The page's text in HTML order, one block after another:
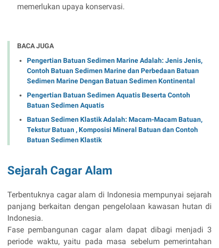
memerlukan upaya konservasi.
BACA JUGA
Pengertian Batuan Sedimen Marine Adalah: Jenis Jenis,
Contoh Batuan Sedimen Marine dan Perbedaan Batuan
Sedimen Marine Dengan Batuan Sedimen Kontinental
Pengertian Batuan Sedimen Aquatis Beserta Contoh
Batuan Sedimen Aquatis
Batuan Sedimen Klastik Adalah: Macam-Macam Batuan,
Tekstur Batuan , Komposisi Mineral Batuan dan Contoh
Batuan Sedimen Klastik
Sejarah Cagar Alam
Terbentuknya cagar alam di Indonesia mempunyai sejarah
panjang berkaitan dengan pengelolaan kawasan hutan di
Indonesia.
Fase pembangunan cagar alam dapat dibagi menjadi 3
periode waktu, yaitu pada masa sebelum pemerintahan